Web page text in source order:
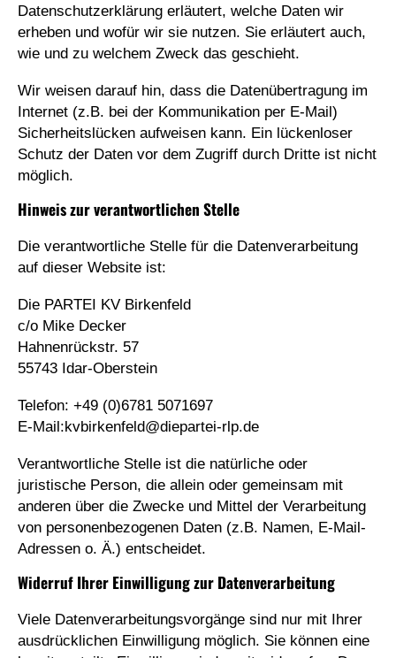
Datenschutzerklärung erläutert, welche Daten wir
erheben und wofür wir sie nutzen. Sie erläutert auch,
wie und zu welchem Zweck das geschieht.
Wir weisen darauf hin, dass die Datenübertragung im
Internet (z.B. bei der Kommunikation per E-Mail)
Sicherheitslücken aufweisen kann. Ein lückenloser
Schutz der Daten vor dem Zugriff durch Dritte ist nicht
möglich.
Hinweis zur verantwortlichen Stelle
Die verantwortliche Stelle für die Datenverarbeitung
auf dieser Website ist:
Die PARTEI KV Birkenfeld
c/o Mike Decker
Hahnenrückstr. 57
55743 Idar-Oberstein
Telefon: +49 (0)6781 5071697
E-Mail:kvbirkenfeld@diepartei-rlp.de
Verantwortliche Stelle ist die natürliche oder
juristische Person, die allein oder gemeinsam mit
anderen über die Zwecke und Mittel der Verarbeitung
von personenbezogenen Daten (z.B. Namen, E-Mail-
Adressen o. Ä.) entscheidet.
Widerruf Ihrer Einwilligung zur Datenverarbeitung
Viele Datenverarbeitungsvorgänge sind nur mit Ihrer
ausdrücklichen Einwilligung möglich. Sie können eine